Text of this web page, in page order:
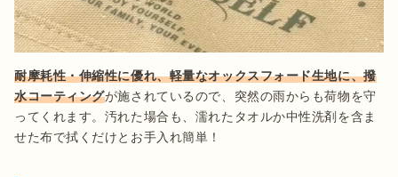
耐摩耗性・伸縮性に優れ、軽量なオックスフォード生地に、撥
水コーティングが施されているので、突然の雨からも荷物を守
ってくれます。汚れた場合も、濡れたタオルか中性洗剤を含ま
せた布で拭くだけとお手入れ簡単！